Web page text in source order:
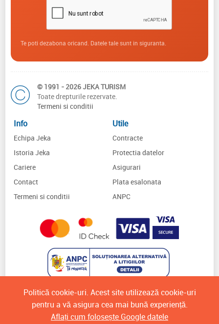
Politică cookie-uri. Acest site utilizează cookie-uri
pentru a vă asigura cea mai bună experiență.
Aflați cum folosește Google datele
Te poti dezabona oricand. Datele tale sunt in siguranta.
© 1991 - 2026 JEKA TURISM
Toate drepturile rezervate.
Termeni si conditii
Info
Echipa Jeka
Istoria Jeka
Cariere
Contact
Termeni si conditii
Utile
Contracte
Protectia datelor
Asigurari
Plata esalonata
ANPC